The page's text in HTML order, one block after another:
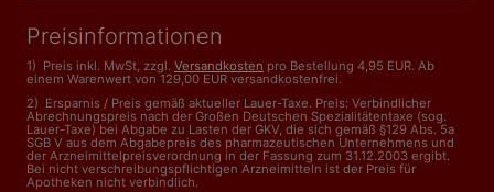
Preisinformationen
1) Preis inkl. MwSt, zzgl. Versandkosten pro Bestellung 4,95 EUR. Ab
einem Warenwert von 129,00 EUR versandkostenfrei.
2) Ersparnis / Preis gemäß aktueller Lauer-Taxe. Preis: Verbindlicher
Abrechnungspreis nach der Großen Deutschen Spezialitätentaxe (sog.
Lauer-Taxe) bei Abgabe zu Lasten der GKV, die sich gemäß §129 Abs. 5a
SGB V aus dem Abgabepreis des pharmazeutischen Unternehmens und
der Arzneimittelpreisverordnung in der Fassung zum 31.12.2003 ergibt.
Bei nicht verschreibungspflichtigen Arzneimitteln ist der Preis für
Apotheken nicht verbindlich.